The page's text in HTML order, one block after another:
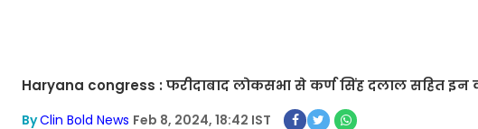
Haryana congress : फरीदाबाद लोकसभा से कर्ण सिंह दलाल सहित
ByClin Bold News Feb 8, 2024, 18:42 IST